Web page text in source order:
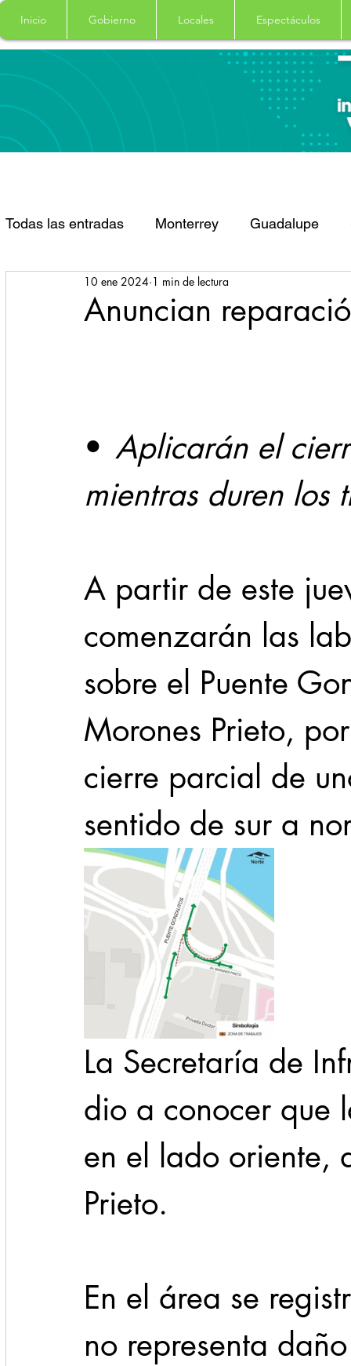
Inicio Gobierno Locales Espectáculos
Todas las entradas Monterrey Guadalupe
Santa Catarina San Pedro Garza Garcia
Anuncian
10 ene 2024 1 min de lectura
Aplicarán el
mientras duren los
A partir de este
comenzarán las
sobre el Puente
Morones Prieto,
cierre parcial de
sentido de sur a
La Secretaría de
dio a conocer que
en el lado oriente,
Prieto.
En el área se
no representa